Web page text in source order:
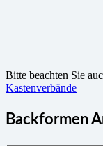
Bitte beachten Sie
Kastenverbände
Backformen